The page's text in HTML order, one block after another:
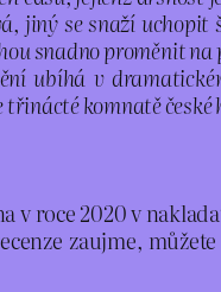
jiný se snaží
snadno proměnit
ubíhá v
komnatě české
v roce 2020 v
zaujme,